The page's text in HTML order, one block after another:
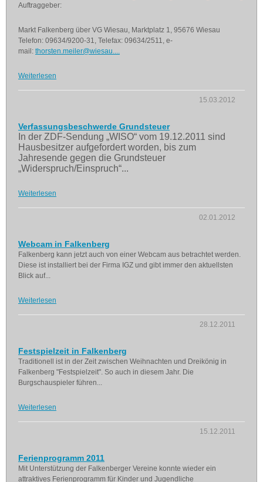
Auftraggeber:
Markt Falkenberg über VG Wiesau, Marktplatz 1, 95676 Wiesau
Telefon: 09634/9200-31, Telefax: 09634/2511, e-
mail: thorsten.meiler@wiesau....
Weiterlesen
15.03.2012
Verfassungsbeschwerde Grundsteuer
In der ZDF-Sendung „WISO“ vom 19.12.2011 sind
Hausbesitzer aufgefordert worden, bis zum
Jahresende gegen die Grundsteuer
„Widerspruch/Einspruch“...
Weiterlesen
02.01.2012
Webcam in Falkenberg
Falkenberg kann jetzt auch von einer Webcam aus betrachtet werden.
Diese ist installiert bei der Firma IGZ und gibt immer den aktuellsten
Blick auf...
Weiterlesen
28.12.2011
Festspielzeit in Falkenberg
Traditionell ist in der Zeit zwischen Weihnachten und Dreikönig in
Falkenberg "Festspielzeit". So auch in diesem Jahr. Die
Burgschauspieler führen...
Weiterlesen
15.12.2011
Ferienprogramm 2011
Mit Unterstützung der Falkenberger Vereine konnte wieder ein
attraktives Ferienprogramm für Kinder und Jugendliche